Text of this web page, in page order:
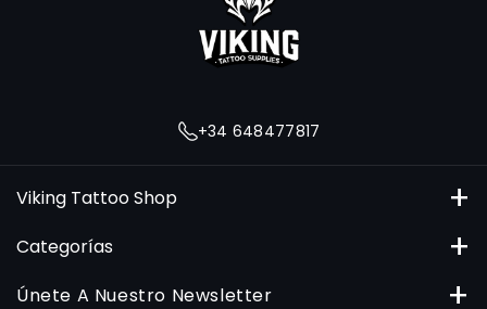
t
a
a
m
+34 648477817
Viking Tattoo Shop
C/ Angel Guimera 4, Extramurs, 46008, Valencia
pedidos@vikingtattooshop.com
Categorías
Tintas
Únete A Nuestro Newsletter